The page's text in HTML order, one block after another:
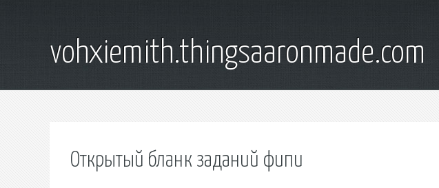
vohxiemith.thingsaaronmade.com
Открытый бланк заданий фипи